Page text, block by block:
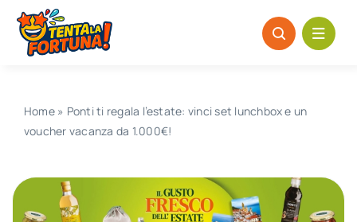
Salta
contenuto
Home» Ponti ti regala l’estate: vinci set lunchbox e un
voucher vacanza da 1.000€!